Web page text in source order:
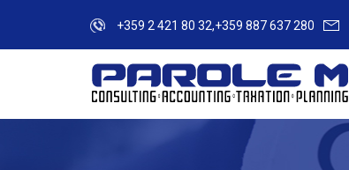
+359 2 421 80 32,+359 887 637 280